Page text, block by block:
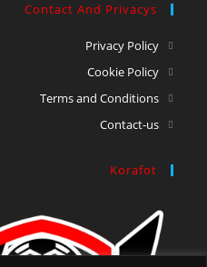
Contact And Privacys
Privacy Policy
Cookie Policy
Terms and Conditions
Contact-us
Korafot